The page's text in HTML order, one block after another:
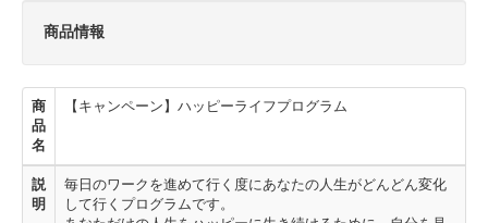
商品情報
商
品
名
【キャンペーン】ハッピーライフプログラム
説
明
毎日のワークを進めて行く度にあなたの人生がどんどん変化
して行くプログラムです。